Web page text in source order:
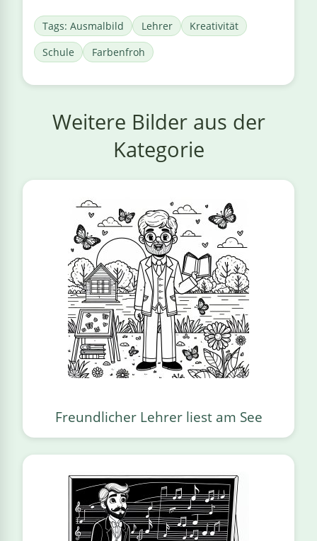
Tags: Ausmalbild Lehrer
Kreativität
Schule
Farbenfroh
Weitere Bilder aus der
Kategorie
Freundlicher Lehrer liest am See